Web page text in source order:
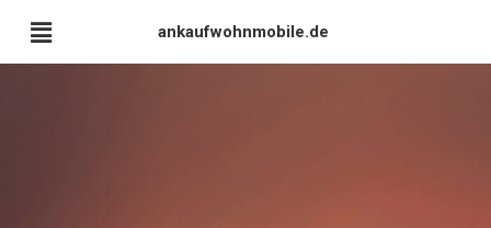
ankaufwohnmobile.de